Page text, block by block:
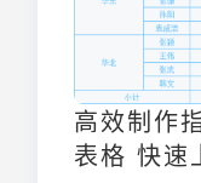
高效制作
表格 快速